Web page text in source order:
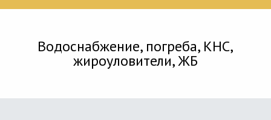
Водоснабжение, погреба, КНС,
жироуловители, ЖБ